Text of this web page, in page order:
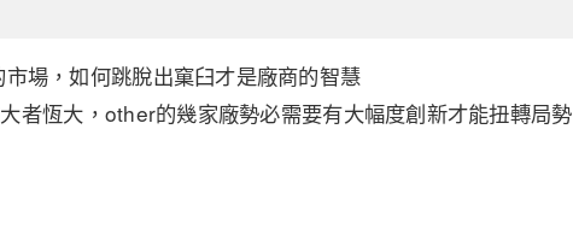
場，如何跳脫出窠臼才是廠商的智慧
者恆大，other的幾家廠勢必需要有大幅度創新才能扭轉局勢